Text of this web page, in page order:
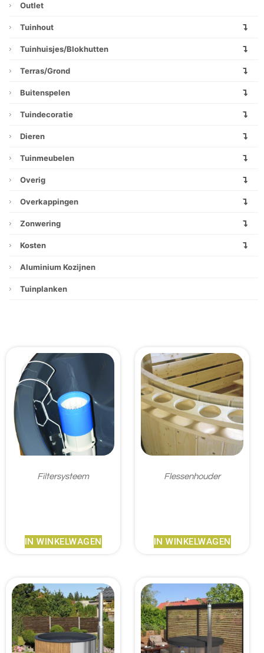
Outlet
Tuinhout
Tuinhuisjes/blokhutten
Terras/grond
Buitenspelen
Tuindecoratie
Dieren
Tuinmeubelen
Overig
Overkappingen
Zonwering
Kosten
Aluminium Kozijnen
Tuinplanken
Filtersysteem
IN WINKELWAGEN
Flessenhouder
IN WINKELWAGEN